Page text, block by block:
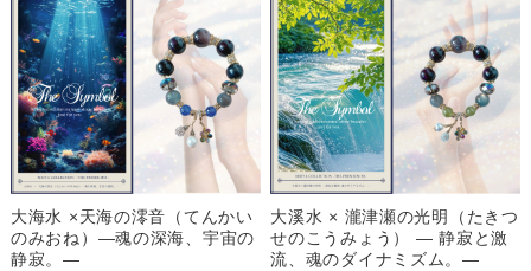
大海水 ×天海の澪音（てんかい
のみおね）―魂の深海、宇宙の
静寂。―
大溪水 × 瀧津瀬の光明（たきつ
せのこうみょう） ― 静寂と激
流、魂のダイナミズム。―